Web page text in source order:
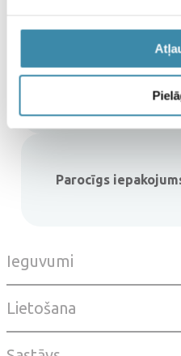
Tikai labākās
izcelsmes D
Parocīgs
Ieguvumi
Lietošana